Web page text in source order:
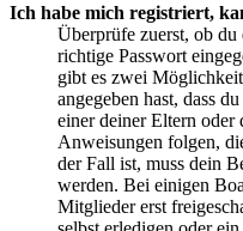
Ich habe mich registriert,
Überprüfe zuerst, ob du
richtige Passwort
gibt es zwei
angegeben hast, dass
einer deiner Eltern oder
Anweisungen folgen,
der Fall ist, muss dein
werden. Bei einigen
Mitglieder erst